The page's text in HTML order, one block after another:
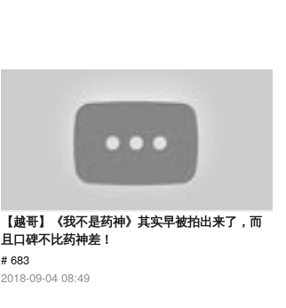
【越哥】《我不是药神》其实早被拍出来了，而
且口碑不比药神差！
# 683
2018-09-04 08:49